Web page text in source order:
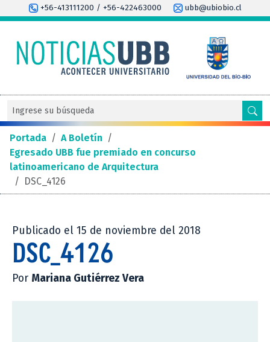
+56-413111200 / +56-422463000 ubb@ubiobio.cl
Portada / A Boletín /
Egresado UBB fue premiado en concurso
latinoamericano de Arquitectura
/ DSC_4126
Publicado el 15 de noviembre del 2018
DSC_4126
Por Mariana Gutiérrez Vera